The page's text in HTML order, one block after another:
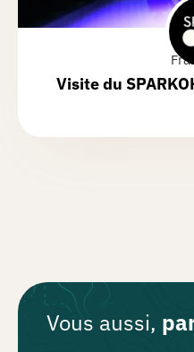
Visite du
Vous aussi,